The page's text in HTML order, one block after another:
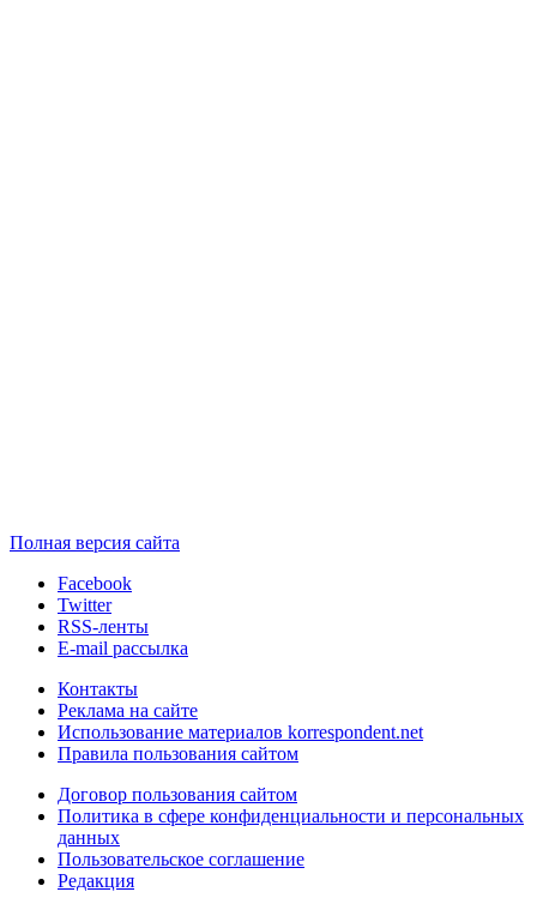
Полная версия сайта
Facebook
Twitter
RSS-ленты
E-mail рассылка
Контакты
Реклама на сайте
Использование материалов korrespondent.net
Правила пользования сайтом
Договор пользования сайтом
Политика в сфере конфиденциальности и персональных
данных
Пользовательское соглашение
Редакция